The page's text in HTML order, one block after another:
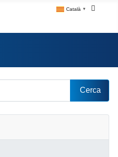
Català ▼
Cerca